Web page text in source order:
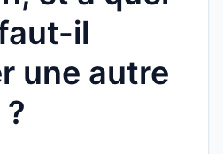
il
une autre